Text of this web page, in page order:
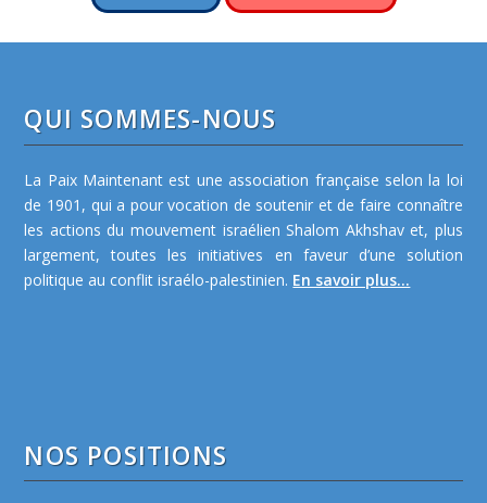
QUI SOMMES-NOUS
La Paix Maintenant est une association française selon la loi
de 1901, qui a pour vocation de soutenir et de faire connaître
les actions du mouvement israélien Shalom Akhshav et, plus
largement, toutes les initiatives en faveur d’une solution
politique au conflit israélo-palestinien. En savoir plus...
NOS POSITIONS